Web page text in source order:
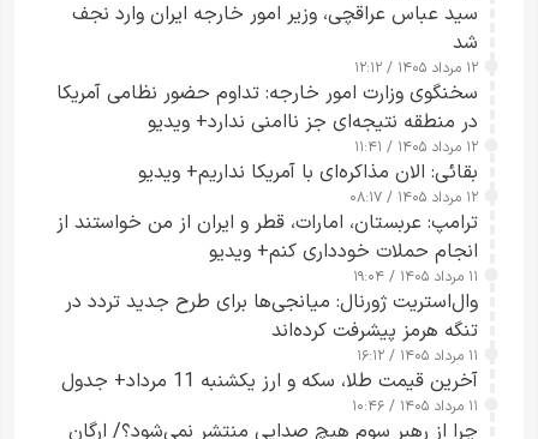
سید عباس عراقچی، وزیر امور خارجه ایران وارد نجف
شد
۱۲ مرداد ۱۴۰۵ / ۱۲:۱۲
سخنگوی وزارت امور خارجه: تداوم حضور نظامی آمریکا
در منطقه نتیجه‌ای جز ناامنی ندارد+ ویدیو
۱۲ مرداد ۱۴۰۵ / ۱۱:۴۱
بقائی: الان مذاکره‌ای با آمریکا نداریم+ ویدیو
۱۲ مرداد ۱۴۰۵ / ۰۸:۱۷
ترامپ: عربستان، امارات، قطر و ایران از من خواستند از
انجام حملات خودداری کنم+ ویدیو
۱۱ مرداد ۱۴۰۵ / ۱۹:۰۴
وال‌استریت ژورنال: میانجی‌ها برای طرح جدید تردد در
تنگه هرمز پیشرفت کرده‌اند
۱۱ مرداد ۱۴۰۵ / ۱۶:۱۲
آخرین قیمت طلا، سکه و ارز یکشنبه 11 مرداد+ جدول
۱۱ مرداد ۱۴۰۵ / ۱۰:۴۶
چرا از رهبر سوم هیچ صدایی منتشر نمی‌شود؟/ ارگان